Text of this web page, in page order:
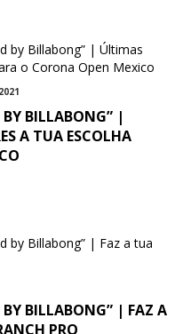
BY BILLABONG” |
A TUA ESCOLHA
BY BILLABONG” | FAZ A
PRO